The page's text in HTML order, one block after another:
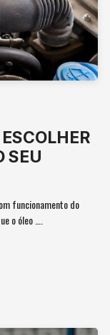
SEU
funcionamento do
o óleo ….